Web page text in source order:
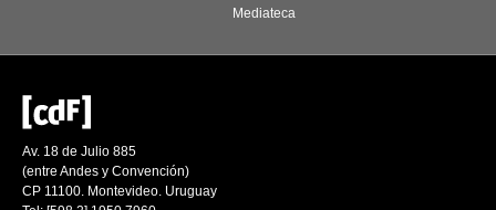
Mediateca
Av. 18 de Julio 885
(entre Andes y Convención)
CP 11100. Montevideo. Uruguay